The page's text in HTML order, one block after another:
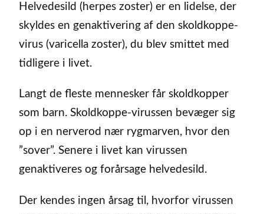
Helvedesild (herpes zoster) er en lidelse, der
skyldes en genaktivering af den skoldkoppe-
virus (varicella zoster), du blev smittet med
tidligere i livet.
Langt de fleste mennesker får skoldkopper
som barn. Skoldkoppe-virussen bevæger sig
op i en nerverod nær rygmarven, hvor den
”sover”. Senere i livet kan virussen
genaktiveres og forårsage helvedesild.
Der kendes ingen årsag til, hvorfor virussen